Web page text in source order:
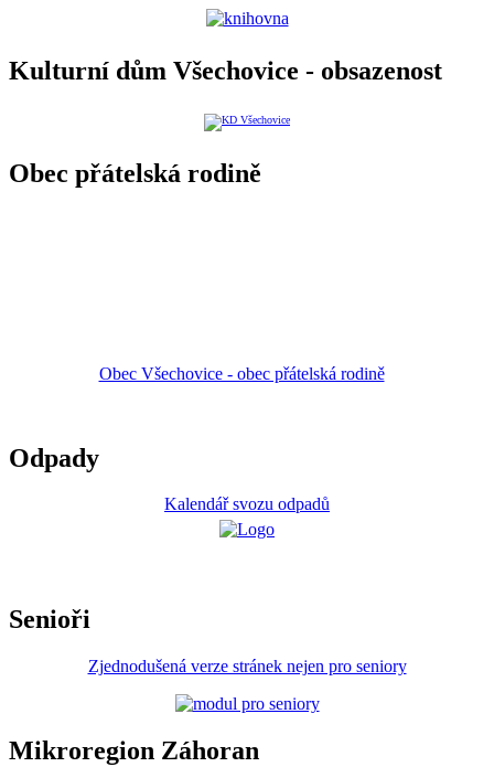
Kulturní dům Všechovice - obsazenost
Obec přátelská rodině
Obec Všechovice - obec přátelská rodině
Odpady
Kalendář svozu odpadů
Senioři
Zjednodušená verze stránek nejen pro seniory
Mikroregion Záhoran